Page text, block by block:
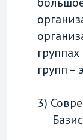
групп
3)
Базис